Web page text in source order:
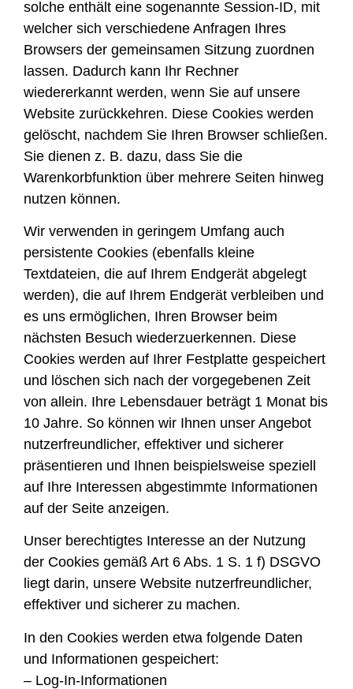
solche enthält eine sogenannte Session-ID, mit
welcher sich verschiedene Anfragen Ihres
Browsers der gemeinsamen Sitzung zuordnen
lassen. Dadurch kann Ihr Rechner
wiedererkannt werden, wenn Sie auf unsere
Website zurückkehren. Diese Cookies werden
gelöscht, nachdem Sie Ihren Browser schließen.
Sie dienen z. B. dazu, dass Sie die
Warenkorbfunktion über mehrere Seiten hinweg
nutzen können.
Wir verwenden in geringem Umfang auch
persistente Cookies (ebenfalls kleine
Textdateien, die auf Ihrem Endgerät abgelegt
werden), die auf Ihrem Endgerät verbleiben und
es uns ermöglichen, Ihren Browser beim
nächsten Besuch wiederzuerkennen. Diese
Cookies werden auf Ihrer Festplatte gespeichert
und löschen sich nach der vorgegebenen Zeit
von allein. Ihre Lebensdauer beträgt 1 Monat bis
10 Jahre. So können wir Ihnen unser Angebot
nutzerfreundlicher, effektiver und sicherer
präsentieren und Ihnen beispielsweise speziell
auf Ihre Interessen abgestimmte Informationen
auf der Seite anzeigen.
Unser berechtigtes Interesse an der Nutzung
der Cookies gemäß Art 6 Abs. 1 S. 1 f) DSGVO
liegt darin, unsere Website nutzerfreundlicher,
effektiver und sicherer zu machen.
In den Cookies werden etwa folgende Daten
und Informationen gespeichert:
– Log-In-Informationen